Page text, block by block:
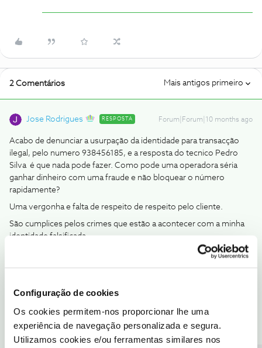
Configuração de cookies
Os cookies permitem-nos proporcionar lhe uma
experiência de navegação personalizada e segura.
Utilizamos cookies e/ou ferramentas similares nos
2 Comentários Mais antigos primeiro
Jose Rodrigues RESPOSTA Forum|Forum|10 months ago
Acabo de denunciar a usurpação da identidade para transacção
ilegal, pelo numero 938456185, e a resposta do tecnico Pedro
Silva é que nada pode fazer. Como pode uma operadora séria
ganhar dinheiro com uma fraude e não bloquear o número
rapidamente?
Uma vergonha e falta de respeito de respeito pelo cliente.
São cumplices pelos crimes que estão a acontecer com a minha
identidade falsificada.
usurpação da sua identidade ?
Quando se trata de burla deve ser apresentada uma queixa na
PSP.